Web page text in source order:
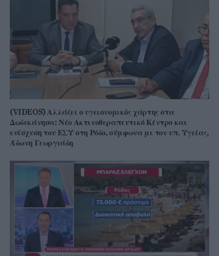
(VIDEOS) Αλλάζει ο υγειονομικός χάρτης στα
Δωδεκάνησα: Νέο Ακτινοθεραπευτικό Κέντρο και
ενίσχυση του ΕΣΥ στη Ρόδο, σύμφωνα με τον υπ. Υγείας,
Άδωνη Γεωργιάδη